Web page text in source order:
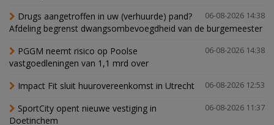
06-08-2026 14:38
Drugs aangetroffen in uw (verhuurde) pand?
Afdeling begrenst dwangsombevoegdheid van de burgemeester
06-08-2026 14:38
PGGM neemt risico op Poolse
vastgoedleningen van 1,1 mrd over
06-08-2026 12:53
Impact Fit sluit huurovereenkomst in Utrecht
06-08-2026 11:37
SportCity opent nieuwe vestiging in
Doetinchem